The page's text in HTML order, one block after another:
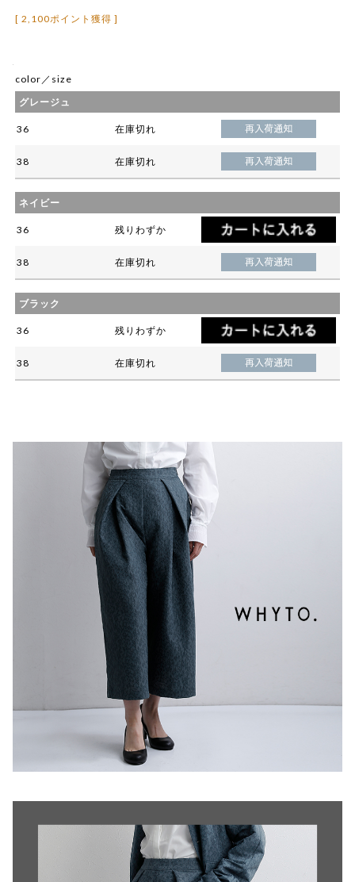
[ 2,100ポイント獲得 ]
color／size
グレージュ
36 在庫切れ
38 在庫切れ
ネイビー
36 残りわずか
38 在庫切れ
ブラック
36 残りわずか
38 在庫切れ